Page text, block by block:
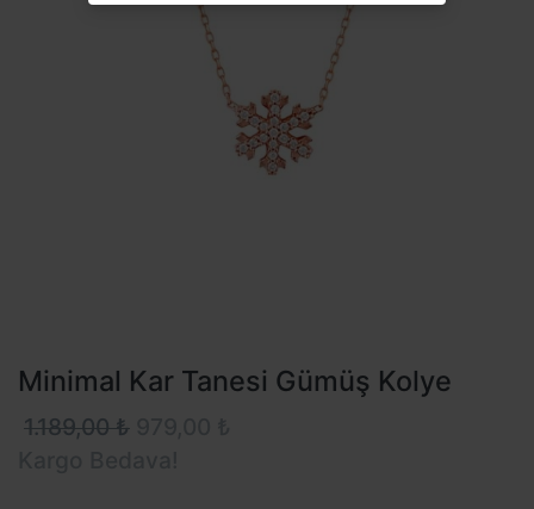
Minimal Kar Tanesi Gümüş Kolye
1.189,00 ₺